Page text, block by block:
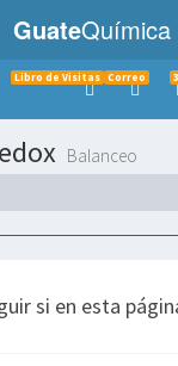
GuateQuímica
Libro de Visitas Correo
Balanceo
si en esta